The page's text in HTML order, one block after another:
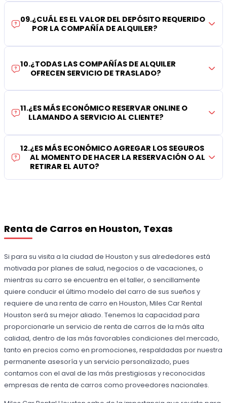
09.¿CUÁL ES EL VALOR DEL DEPÓSITO REQUERIDO
POR LA COMPAÑÍA DE ALQUILER?
10.¿TODAS LAS COMPAÑÍAS DE ALQUILER
OFRECEN SERVICIO DE TRASLADO?
11.¿ES MÁS ECONÓMICO RESERVAR ONLINE O
LLAMANDO A SERVICIO AL CLIENTE?
12.¿ES MÁS ECONÓMICO AGREGAR LOS SEGUROS
AL MOMENTO DE HACER LA RESERVACIÓN O AL
RETIRAR EL AUTO?
Renta de Carros en Houston, Texas
Si para su visita a la ciudad de Houston y sus alrededores está
motivada por planes de salud, negocios o de vacaciones, o
mientras su carro se encuentra en el taller, o sencillamente
quiere conducir el último modelo del carro de sus sueños y
requiere de una renta de carro en Houston, Miles Car Rental
Houston será su mejor aliado. Tenemos la capacidad para
proporcionarle un servicio de renta de carros de la más alta
calidad, dentro de las más favorables condiciones del mercado,
tanto en precios como en promociones, respaldadas por nuestra
permanente asesoría y un servicio personalizado, pues
contamos con el aval de las más prestigiosas y reconocidas
empresas de renta de carros como proveedores nacionales.